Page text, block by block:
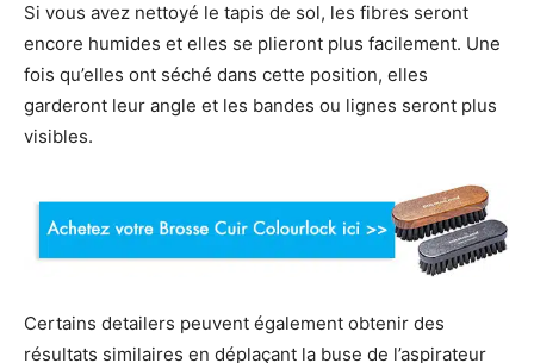
Si vous avez nettoyé le tapis de sol, les fibres seront
encore humides et elles se plieront plus facilement. Une
fois qu’elles ont séché dans cette position, elles
garderont leur angle et les bandes ou lignes seront plus
visibles.
Certains detailers peuvent également obtenir des
résultats similaires en déplaçant la buse de l’aspirateur